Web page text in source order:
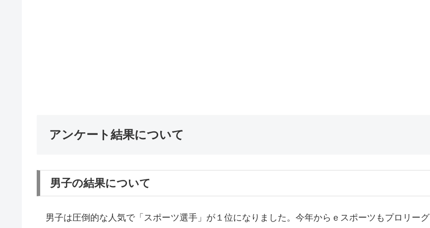
アンケート結果について
男子の結果について
男子は圧倒的な人気で「スポーツ選手」が１位になりました。今年からｅスポーツもプロリーグ